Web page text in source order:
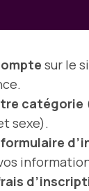
sur le
catégorie
sexe).